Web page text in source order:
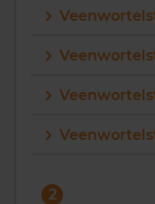
Vragen? Neem
088 220
2